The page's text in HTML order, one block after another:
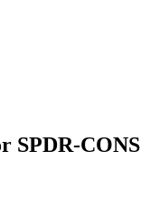
SPDR-CONS